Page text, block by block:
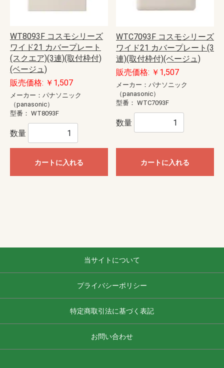
WT8093F コスモシリーズ
ワイド21 カバープレート
(スクエア)(3連)(取付枠付)
(ベージュ)
販売価格: ￥1,507
メーカー：パナソニック
（panasonic）
型番： WT8093F
数量
カートに入れる
WTC7093F コスモシリーズ
ワイド21 カバープレート(3
連)(取付枠付)(ベージュ)
販売価格: ￥1,507
メーカー：パナソニック
（panasonic）
型番： WTC7093F
数量
カートに入れる
当サイトについて
プライバシーポリシー
特定商取引法に基づく表記
お問い合わせ